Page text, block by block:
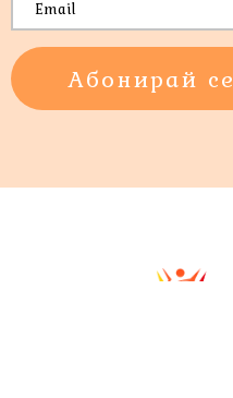
Абонирай се